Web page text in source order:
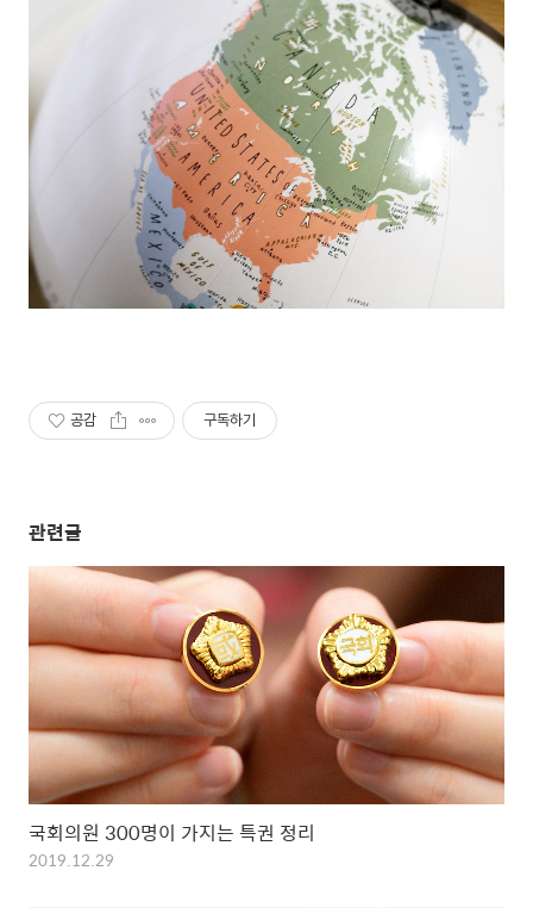
공감 구독하기
관련글
국회의원 300명이 가지는 특권 정리
2019.12.29